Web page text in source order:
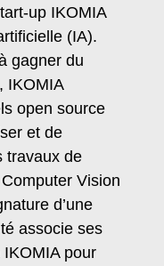
up IKOMIA
(IA).
gagner du
IKOMIA
open source
et de
travaux de
Vision
d’une
associe ses
IKOMIA pour